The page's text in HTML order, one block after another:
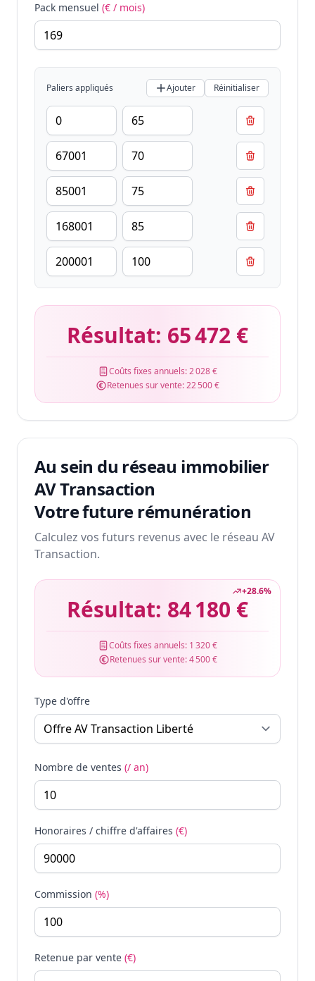
Pack mensuel (€ / mois)
Paliers appliqués Ajouter Réinitialiser
Résultat: 65 472 €
Coûts fixes annuels:2 028 €
Retenues sur vente:22 500 €
Au sein du réseau immobilier
AV Transaction
Votre future rémunération
Calculez vos futurs revenus avec le réseau AV
Transaction.
+28.6%
Résultat: 84 180 €
Coûts fixes annuels: 1 320 €
Retenues sur vente:4 500 €
Type d'offre
Nombre de ventes (/ an)
Honoraires / chiffre d'affaires (€)
Commission (%)
Retenue par vente (€)